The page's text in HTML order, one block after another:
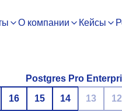
О компании Кейсы
Postgres Pro
16 15 14 13 12